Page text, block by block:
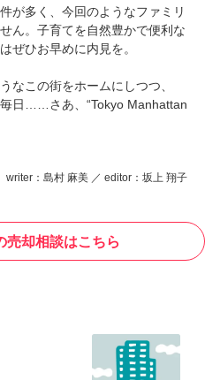
が多く、今回のようなファミリ
ん。子育てを自然豊かで便利な
ぜひお早めに内見を。
なこの街をホームにしつつ、
毎日……さあ、“Tokyo Manhattan
writer：島村 麻美 ／ editor：坂上 翔子
売却相談はこちら